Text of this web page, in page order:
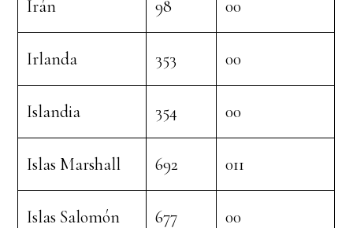
Irán 98 00
Irlanda 353 00
Islandia 354 00
Islas Marshall 692 011
Islas Salomón 677 00